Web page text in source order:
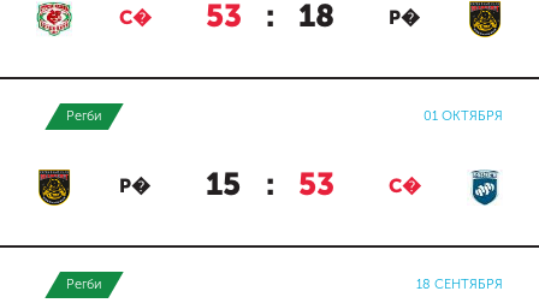
С� 53 : 18 Р�
Регби 01 ОКТЯБРЯ
Р� 15 : 53 С�
Регби 18 СЕНТЯБРЯ